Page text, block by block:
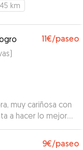
que es una chica
nada más verla
ansioso por
se le nota que le
con la
una "mamá
Sí tenéis la
no dudéis
km
11€/paseo
)
muy cariñosa con
a hacer lo mejor
9€/paseo